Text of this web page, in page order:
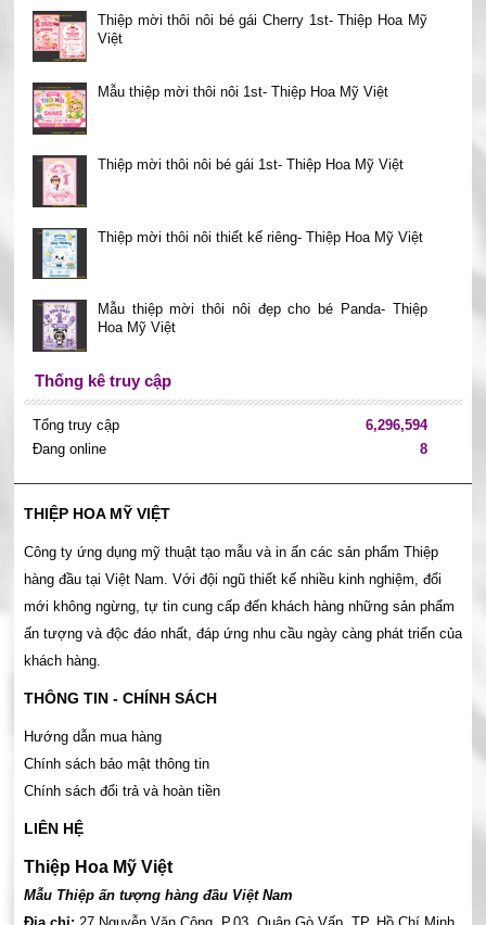
Thiệp mời thôi nôi bé gái Cherry 1st- Thiệp Hoa Mỹ
Việt
Mẫu thiệp mời thôi nôi 1st- Thiệp Hoa Mỹ Việt
Thiệp mời thôi nôi bé gái 1st- Thiệp Hoa Mỹ Việt
Thiệp mời thôi nôi thiết kế riêng- Thiệp Hoa Mỹ Việt
Mẫu thiệp mời thôi nôi đẹp cho bé Panda- Thiệp
Hoa Mỹ Việt
Thống kê truy cập
Tổng truy cập
6,296,594
Đang online
8
THIỆP HOA MỸ VIỆT
Công ty ứng dụng mỹ thuật tạo mẫu và in ấn các sản phẩm Thiệp
hàng đầu tại Việt Nam. Với đội ngũ thiết kế nhiều kinh nghiệm, đổi
mới không ngừng, tự tin cung cấp đến khách hàng những sản phẩm
ấn tượng và độc đáo nhất, đáp ứng nhu cầu ngày càng phát triển của
khách hàng.
THÔNG TIN - CHÍNH SÁCH
Hướng dẫn mua hàng
Chính sách bảo mật thông tin
Chính sách đổi trả và hoàn tiền
LIÊN HỆ
Thiệp Hoa Mỹ Việt
Mẫu Thiệp ấn tượng hàng đầu Việt Nam